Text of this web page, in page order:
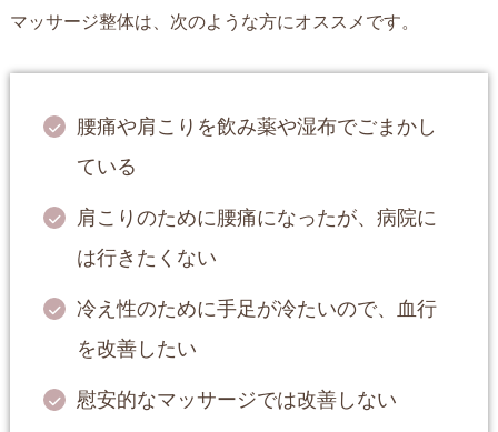
マッサージ整体は、次のような方にオススメです。
腰痛や肩こりを飲み薬や湿布でごまかし
ている
肩こりのために腰痛になったが、病院に
は行きたくない
冷え性のために手足が冷たいので、血行
を改善したい
慰安的なマッサージでは改善しない